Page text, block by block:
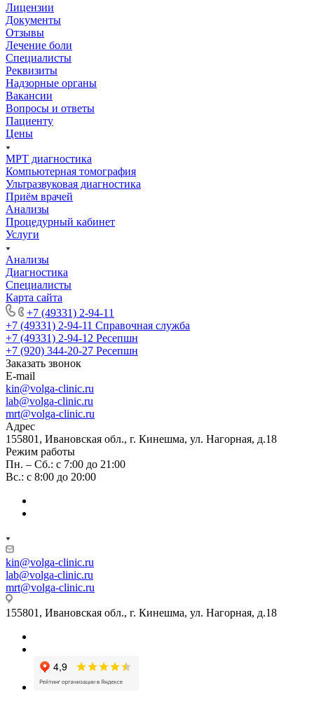
Лицензии
Документы
Отзывы
Лечение боли
Специалисты
Реквизиты
Надзорные органы
Вакансии
Вопросы и ответы
Пациенту
Цены
МРТ диагностика
Компьютерная томография
Ультразвуковая диагностика
Приём врачей
Анализы
Процедурный кабинет
Услуги
Анализы
Диагностика
Специалисты
Карта сайта
+7 (49331) 2-94-11
+7 (49331) 2-94-11 Справочная служба
+7 (49331) 2-94-12 Ресепшн
+7 (920) 344-20-27 Ресепшн
Заказать звонок
E-mail
kin@volga-clinic.ru
lab@volga-clinic.ru
mrt@volga-clinic.ru
Адрес
155801, Ивановская обл., г. Кинешма, ул. Нагорная, д.18
Режим работы
Пн. – Сб.: с 7:00 до 21:00
Вс.: с 8:00 до 20:00
kin@volga-clinic.ru
lab@volga-clinic.ru
mrt@volga-clinic.ru
155801, Ивановская обл., г. Кинешма, ул. Нагорная, д.18